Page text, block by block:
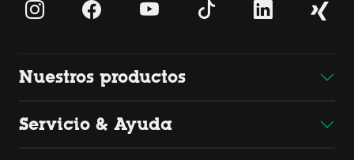
Nuestros productos
Servicio & Ayuda